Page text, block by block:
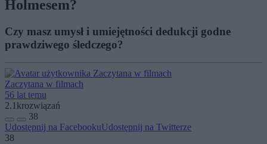
Holmesem?
Czy masz umysł i umiejętności dedukcji godne
prawdziwego śledczego?
Zaczytana w filmach
56 lat temu
2.1krozwiązań
38
Udostępnij na FacebookuUdostępnij na Twitterze
38